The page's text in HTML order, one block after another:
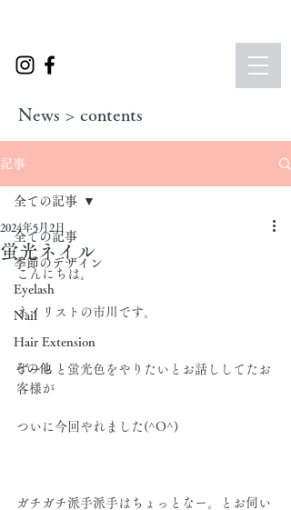
News > contents
記事
全ての記事
季節のデザイン
Eyelash
Nail
Hair Extension
その他
全ての記事
蛍光ネイル
2024年5月2日
こんにちは。
ネイリストの市川です。
ずーっと蛍光色をやりたいとお話ししてたお
客様が
ついに今回やれました(^O^)
ガチガチ派手派手はちょっとなー。とお伺い